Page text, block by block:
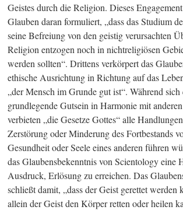
Geistes durch die Religion. Dieses
Glauben daran formuliert, „dass das Studium
seine Befreiung von den geistig verursachten
Religion entzogen noch in nichtreligiösen
werden sollten“. Drittens verkörpert das
ethische Ausrichtung in Richtung auf das
„der Mensch im Grunde gut ist“. Während sich
grundlegende Gutsein in Harmonie mit
verbieten „die Gesetze Gottes“ alle
Zerstörung oder Minderung des Fortbestands
Gesundheit oder Seele eines anderen führen
das Glaubensbekenntnis von Scientology eine
Ausdruck, Erlösung zu erreichen. Das
schließt damit, „dass der Geist gerettet werden
allein der Geist den Körper retten oder heilen